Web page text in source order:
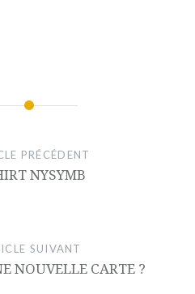
PRÉCÉDENT
NYSYMB
SUIVANT
NOUVELLE CARTE ?